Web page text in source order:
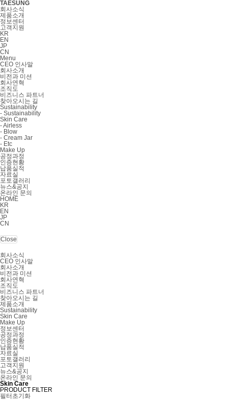
TAESUNG
회사소식
제품소개
정보센터
고객지원
KR
EN
JP
CN
Menu
CEO 인사말
회사소개
비전과 미션
회사연혁
조직도
비즈니스 파트너
찾아오시는 길
Sustainability
- Sustainability
Skin Care
- Airless
- Blow
- Cream Jar
- Etc
Make Up
공정과정
인증현황
납품실적
자료실
포토갤러리
뉴스&공지
온라인 문의
HOME
KR
EN
JP
CN
Close
회사소식
CEO 인사말
회사소개
비전과 미션
회사연혁
조직도
비즈니스 파트너
찾아오시는 길
제품소개
Sustainability
Skin Care
Make Up
정보센터
공정과정
인증현황
납품실적
자료실
포토갤러리
고객지원
뉴스&공지
온라인 문의
Skin Care
PRODUCT FILTER
필터초기화